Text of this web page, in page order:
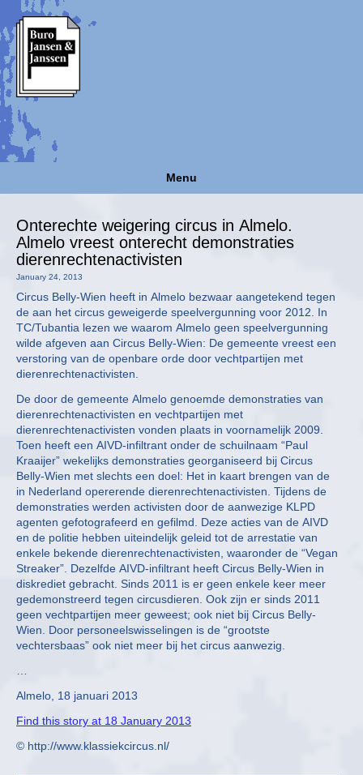
Menu
Onterechte weigering circus in Almelo.
Almelo vreest onterecht demonstraties
dierenrechtenactivisten
January 24, 2013
Circus Belly-Wien heeft in Almelo bezwaar aangetekend tegen
de aan het circus geweigerde speelvergunning voor 2012. In
TC/Tubantia lezen we waarom Almelo geen speelvergunning
wilde afgeven aan Circus Belly-Wien: De gemeente vreest een
verstoring van de openbare orde door vechtpartijen met
dierenrechtenactivisten.
De door de gemeente Almelo genoemde demonstraties van
dierenrechtenactivisten en vechtpartijen met
dierenrechtenactivisten vonden plaats in voornamelijk 2009.
Toen heeft een AIVD-infiltrant onder de schuilnaam “Paul
Kraaijer” wekelijks demonstraties georganiseerd bij Circus
Belly-Wien met slechts een doel: Het in kaart brengen van de
in Nederland opererende dierenrechtenactivisten. Tijdens de
demonstraties werden activisten door de aanwezige KLPD
agenten gefotografeerd en gefilmd. Deze acties van de AIVD
en de politie hebben uiteindelijk geleid tot de arrestatie van
enkele bekende dierenrechtenactivisten, waaronder de “Vegan
Streaker”. Dezelfde AIVD-infiltrant heeft Circus Belly-Wien in
diskrediet gebracht. Sinds 2011 is er geen enkele keer meer
gedemonstreerd tegen circusdieren. Ook zijn er sinds 2011
geen vechtpartijen meer geweest; ook niet bij Circus Belly-
Wien. Door personeelswisselingen is de “grootste
vechtersbaas” ook niet meer bij het circus aanwezig.
Almelo, 18 januari 2013
Find this story at 18 January 2013
© http://www.klassiekcircus.nl/